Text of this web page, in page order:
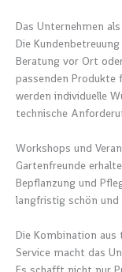
Das Unternehmen
Die
Beratung vor Ort
passenden Produkte
werden individuelle
technische
Workshops und
Gartenfreunde
Bepflanzung und
langfristig schön und
Die Kombination
Service macht das